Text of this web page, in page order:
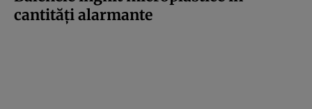
cantități alarmante